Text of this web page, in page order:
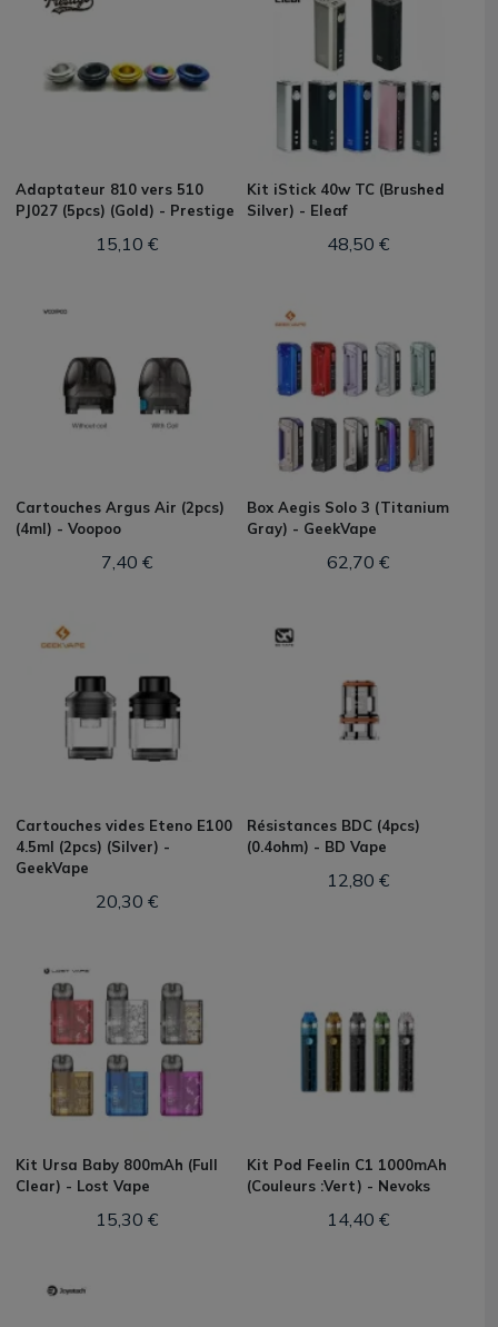
Adaptateur 810 vers 510
PJ027 (5pcs) (Gold) - Prestige
15,10 €
Kit iStick 40w TC (Brushed
Silver) - Eleaf
48,50 €
Cartouches Argus Air (2pcs)
(4ml) - Voopoo
7,40 €
Box Aegis Solo 3 (Titanium
Gray) - GeekVape
62,70 €
Cartouches vides Eteno E100
4.5ml (2pcs) (Silver) -
GeekVape
20,30 €
Résistances BDC (4pcs)
(0.4ohm) - BD Vape
12,80 €
Kit Ursa Baby 800mAh (Full
Clear) - Lost Vape
15,30 €
Kit Pod Feelin C1 1000mAh
(Couleurs :Vert) - Nevoks
14,40 €